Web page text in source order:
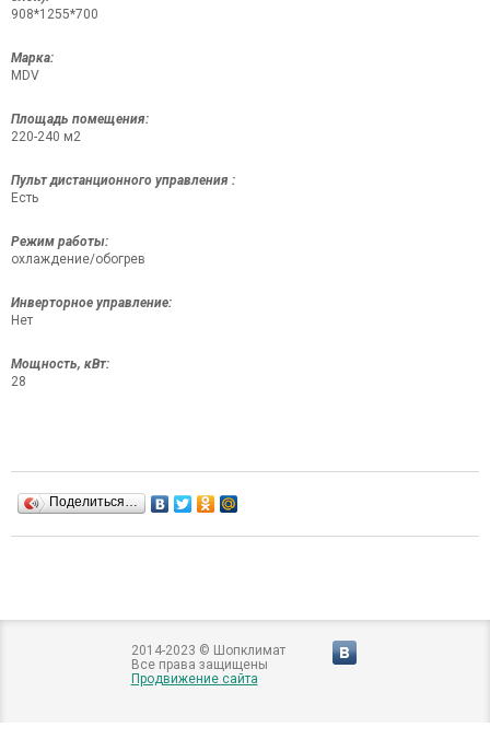
908*1255*700
Марка:
MDV
Площадь помещения:
220-240 м2
Пульт дистанционного управления :
Есть
Режим работы:
охлаждение/обогрев
Инверторное управление:
Нет
Мощность, кВт:
28
Поделиться…
2014-2023 © Шопклимат
Все права защищены
Продвижение сайта